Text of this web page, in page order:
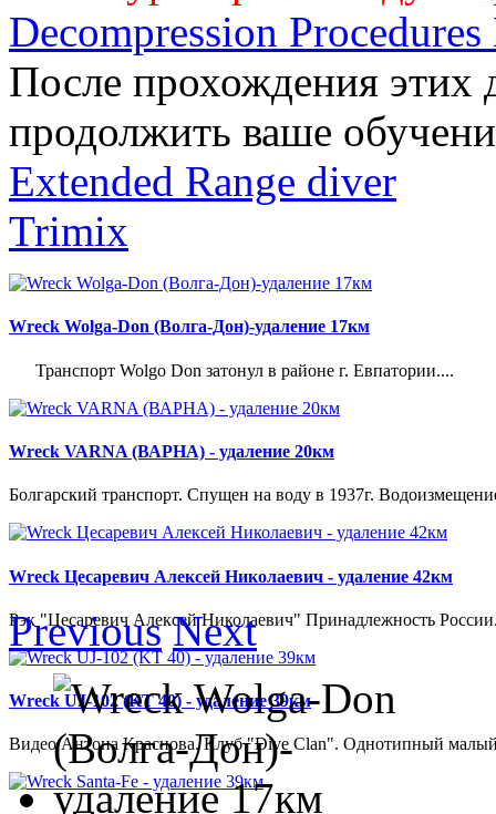
Decompression
После прохождения этих
продолжить ваше
Extended Range diver
Trimix
Wreck Wolga-Don (Волга-Дон)-удаление 17км
Транспорт Wolgo Don затонул в районе г. Евпатории....
Wreck VARNA (ВАРНА) - удаление 20км
Болгарский транспорт. Спущен на воду в 1937г.
Wreck Цесаревич Алексей Николаевич - удаление 42км
Рэк "Цесаревич Алексей Николаевич" Принадлежность
Wreck UJ-102 (KT 40) - удаление 39км
Видео Антона Краснова. Клуб "Dive Clan". Однотипный
Previous Next